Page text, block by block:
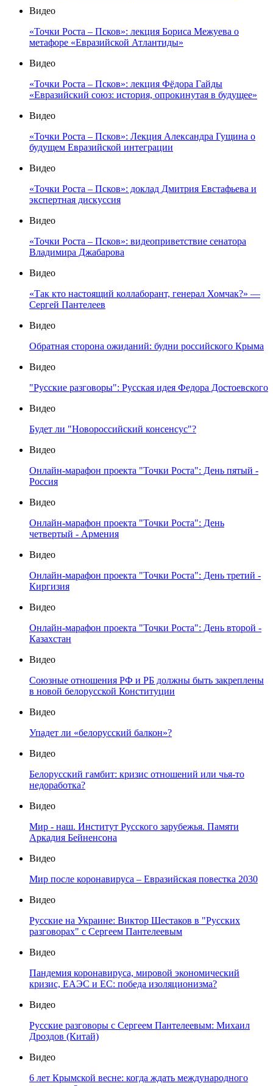
Видео
«Точки Роста – Псков»: лекция Бориса Межуева о
метафоре «Евразийской Атлантиды»
Видео
«Точки Роста – Псков»: лекция Фёдора Гайды
«Евразийский союз: история, опрокинутая в будущее»
Видео
«Точки Роста – Псков»: Лекция Александра Гущина о
будущем Евразийской интеграции
Видео
«Точки Роста – Псков»: доклад Дмитрия Евстафьева и
экспертная дискуссия
Видео
«Точки Роста – Псков»: видеоприветствие сенатора
Владимира Джабарова
Видео
«Так кто настоящий коллаборант, генерал Хомчак?» —
Сергей Пантелеев
Видео
Обратная сторона ожиданий: будни российского Крыма
Видео
"Русские разговоры": Русская идея Федора Достоевского
Видео
Будет ли "Новороссийский консенсус"?
Видео
Онлайн-марафон проекта "Точки Роста": День пятый -
Россия
Видео
Онлайн-марафон проекта "Точки Роста": День
четвертый - Армения
Видео
Онлайн-марафон проекта "Точки Роста": День третий -
Киргизия
Видео
Онлайн-марафон проекта "Точки Роста": День второй -
Казахстан
Видео
Союзные отношения РФ и РБ должны быть закреплены
в новой белорусской Конституции
Видео
Упадет ли «белорусский балкон»?
Видео
Белорусский гамбит: кризис отношений или чья-то
недоработка?
Видео
Мир - наш. Институт Русского зарубежья. Памяти
Аркадия Бейненсона
Видео
Мир после коронавируса – Евразийская повестка 2030
Видео
Русские на Украине: Виктор Шестаков в "Русских
разговорах" с Сергеем Пантелеевым
Видео
Пандемия коронавируса, мировой экономический
кризис, ЕАЭС и ЕС: победа изоляционизма?
Видео
Русские разговоры с Сергеем Пантелеевым: Михаил
Дроздов (Китай)
Видео
6 лет Крымской весне: когда ждать международного